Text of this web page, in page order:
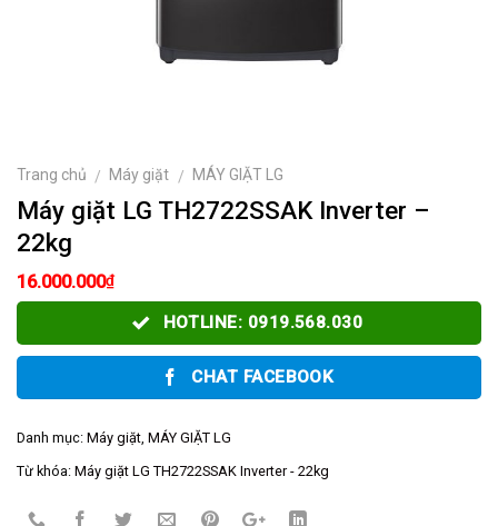
Trang chủ / Máy giặt / MÁY GIẶT LG
Máy giặt LG TH2722SSAK Inverter –
22kg
16.000.000₫
HOTLINE: 0919.568.030
CHAT FACEBOOK
Danh mục: Máy giặt, MÁY GIẶT LG
Từ khóa: Máy giặt LG TH2722SSAK Inverter - 22kg